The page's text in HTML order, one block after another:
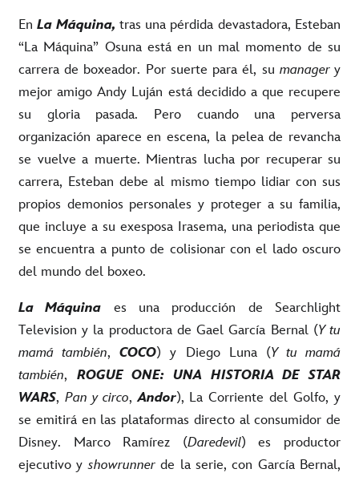
EnLa Máquina, tras una pérdida devastadora, Esteban
“La Máquina” Osuna está en un mal momento de su
carrera de boxeador. Por suerte para él, su managery
mejor amigo Andy Luján está decidido a que recupere
su gloria pasada. Pero cuando una perversa
organización aparece en escena, la pelea de revancha
se vuelve a muerte. Mientras lucha por recuperar su
carrera, Esteban debe al mismo tiempo lidiar con sus
propios demonios personales y proteger a su familia,
que incluye a su exesposa Irasema, una periodista que
se encuentra a punto de colisionar con el lado oscuro
del mundo del boxeo.
La Máquina es una producción de Searchlight
Television y la productora de Gael García Bernal (Y tu
mamá también,COCO) y Diego Luna (Y tu mamá
también, ROGUE ONE: UNA HISTORIA DE STAR
WARS, Pan y circo,Andor), La Corriente del Golfo, y
se emitirá en las plataformas directo al consumidor de
Disney. Marco Ramírez (Daredevil) es productor
ejecutivo yshowrunnerde la serie, con García Bernal,